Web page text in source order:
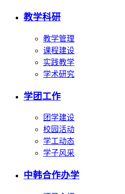
教学科研
教学管理
课程建设
实践教学
学术研究
学团工作
团学建设
校园活动
学工动态
学子风采
中韩合作办学